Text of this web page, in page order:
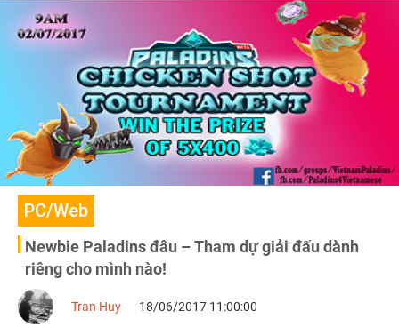
đấu lần này với phần thưởng hấp dẫn cho 4 team mạnh
nhất.
PC/Web
Newbie Paladins đâu – Tham dự giải đấu dành
riêng cho mình nào!
Tran Huy 18/06/2017 11:00:00